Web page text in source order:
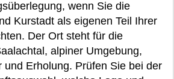
wenn Sie die
Kurstadt als eigenen Teil Ihrer
Der Ort steht für die
alpiner Umgebung,
und Erholung. Prüfen Sie bei der